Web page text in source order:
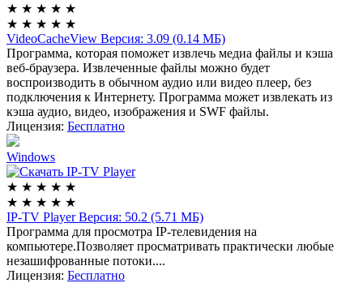
★ ★ ★ ★ ★
★ ★ ★ ★ ★
VideoCacheView Версия: 3.09 (0.14 МБ)
Программа, которая поможет извлечь медиа файлы и кэша
веб-браузера. Извлеченные файлы можно будет
воспроизводить в обычном аудио или видео плеер, без
подключения к Интернету. Программа может извлекать из
кэша аудио, видео, изображения и SWF файлы.
Лицензия: Бесплатно
Windows
★ ★ ★ ★ ★
★ ★ ★ ★ ★
IP-TV PlayerВерсия: 50.2 (5.71 МБ)
Программа для просмотра IP-телевидения на
компьютере.Позволяет просматривать практически любые
незашифрованные потоки....
Лицензия: Бесплатно